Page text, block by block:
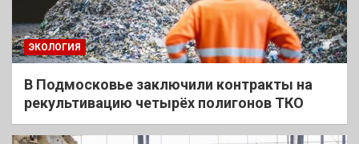
ЭКОЛОГИЯ
В Подмосковье заключили контракты на
рекультивацию четырёх полигонов ТКО